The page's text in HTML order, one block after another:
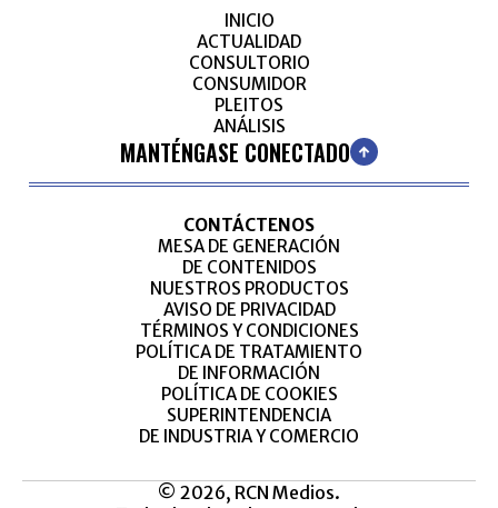
INICIO
ACTUALIDAD
CONSULTORIO
CONSUMIDOR
PLEITOS
ANÁLISIS
MANTÉNGASE CONECTADO
CONTÁCTENOS
MESA DE GENERACIÓN
DE CONTENIDOS
NUESTROS PRODUCTOS
AVISO DE PRIVACIDAD
TÉRMINOS Y CONDICIONES
POLÍTICA DE TRATAMIENTO
DE INFORMACIÓN
POLÍTICA DE COOKIES
SUPERINTENDENCIA
DE INDUSTRIA Y COMERCIO
© 2026, RCN Medios.